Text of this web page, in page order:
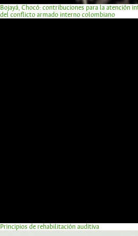
Bojayá, Chocó: contribuciones para la atención
del conflicto armado interno colombiano
Principios de rehabilitación auditiva